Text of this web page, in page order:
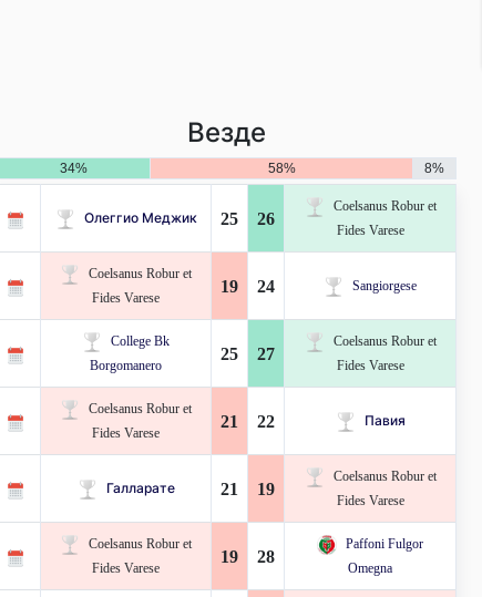
Везде
34% 58% 8%
Олеггио Меджик 25 26
Coelsanus Robur et
Fides Varese
Coelsanus Robur et
Fides Varese
19 24 Sangiorgese
College Bk
Borgomanero
25 27
Coelsanus Robur et
Fides Varese
Coelsanus Robur et
Fides Varese
21 22 Павия
Галларате 21 19
Coelsanus Robur et
Fides Varese
Coelsanus Robur et
Fides Varese
19 28
Paffoni Fulgor
Omegna